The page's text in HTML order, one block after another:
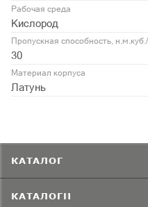
Рабочая среда
Кислород
Пропускная способность,
30
Материал корпуса
Латунь
КАТАЛОГ
КАТАЛОГИ